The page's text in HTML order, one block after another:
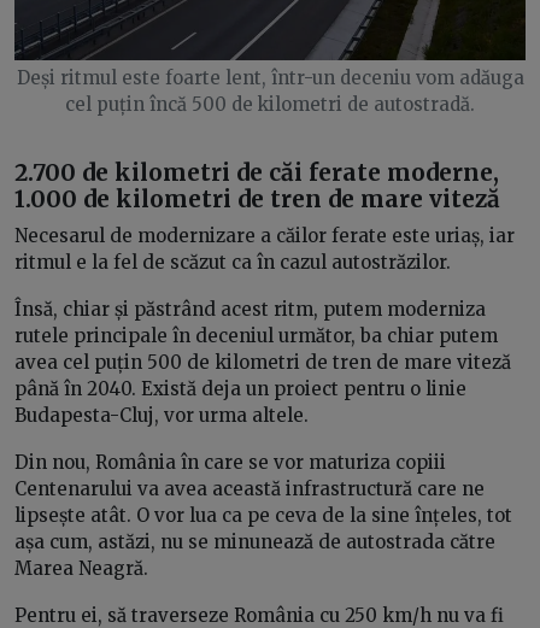
Deși ritmul este foarte lent, într-un deceniu vom adăuga
cel puțin încă 500 de kilometri de autostradă.
2.700 de kilometri de căi ferate moderne,
1.000 de kilometri de tren de mare viteză
Necesarul de modernizare a căilor ferate este uriaș, iar
ritmul e la fel de scăzut ca în cazul autostrăzilor.
Însă, chiar și păstrând acest ritm, putem moderniza
rutele principale în deceniul următor, ba chiar putem
avea cel puțin 500 de kilometri de tren de mare viteză
până în 2040. Există deja un proiect pentru o linie
Budapesta-Cluj, vor urma altele.
Din nou, România în care se vor maturiza copiii
Centenarului va avea această infrastructură care ne
lipsește atât. O vor lua ca pe ceva de la sine înțeles, tot
așa cum, astăzi, nu se minunează de autostrada către
Marea Neagră.
Pentru ei, să traverseze România cu 250 km/h nu va fi